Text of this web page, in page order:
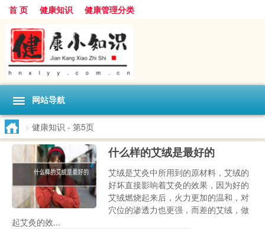
首 页 健康知识 健康管理分类
网站导航
> 健康知识 - 第5页
什么样的艾绒是最好的
艾绒是艾灸中所用到的原材料，艾绒的
好坏直接影响着艾灸的效果，因为好的
艾绒燃烧起来后，火力更加的温和，对
穴位的渗透力也更强，而差的艾绒，做
起艾灸的效...